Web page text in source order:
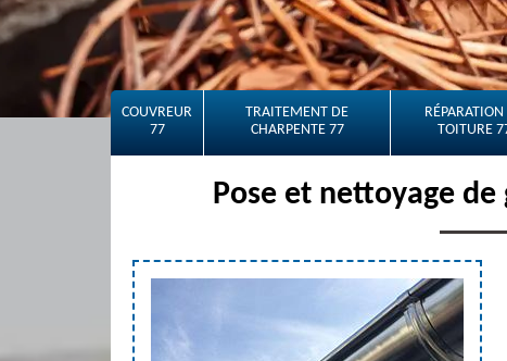
COUVREUR
77
TRAITEMENT DE
CHARPENTE 77
RÉPARATION
TOITURE
Pose et nettoyage